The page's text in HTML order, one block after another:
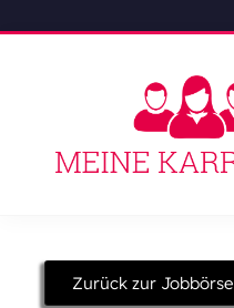
Zurück zur Jobbörse